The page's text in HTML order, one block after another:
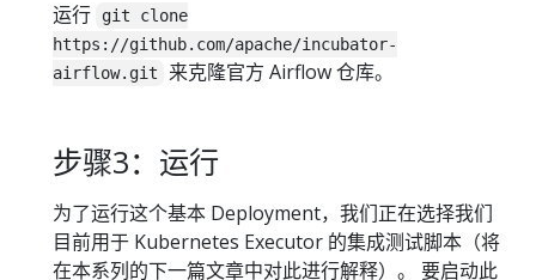
运行
git clone
https://github.com/apache/incubator-
airflow.git
来克隆官方 Airflow 仓库。
步骤3：运行
为了运行这个基本 Deployment，我们正在选择我们
目前用于 Kubernetes Executor 的集成测试脚本（将
在本系列的下一篇文章中对此进行解释）。 要启动此